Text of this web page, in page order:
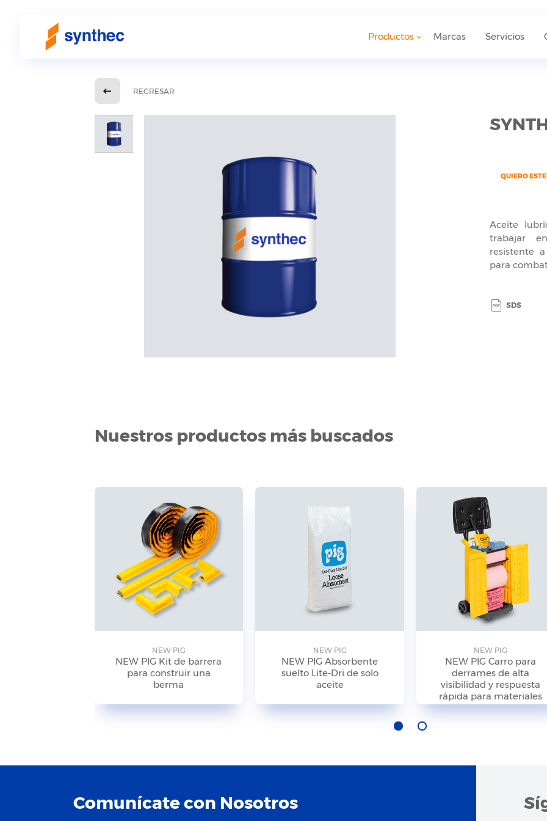
Productos Marcas Servicios
REGRESAR
QUIERO
Aceite
trabajar
resistente
para
SDS
Nuestros productos más buscados
NEW PIG
NEW PIG Kit de barrera
para construir una
berma
NEW PIG
NEW PIG Absorbente
suelto Lite-Dri de solo
aceite
NEW PIG
NEW PIG Carro para
derrames de alta
visibilidad y respuesta
rápida para materiales
peligrosos
Comunícate con Nosotros